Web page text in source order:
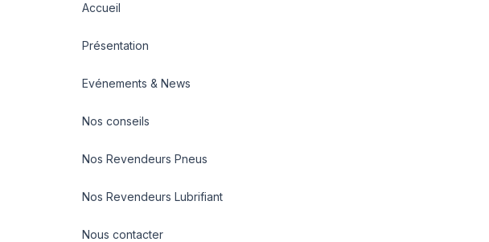
Accueil
Présentation
Evénements & News
Nos conseils
Nos Revendeurs Pneus
Nos Revendeurs Lubrifiant
Nous contacter